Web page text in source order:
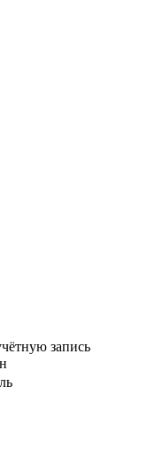
запись